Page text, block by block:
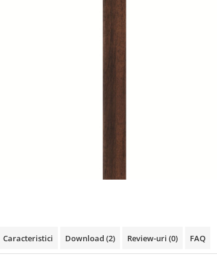
Caracteristici Download (2) Review-uri (0) FAQ